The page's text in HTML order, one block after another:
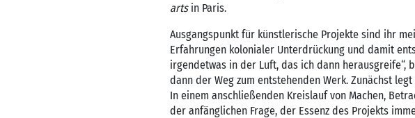
artsin Paris.
Ausgangspunkt für künstlerische Projekte sind ihr
Erfahrungen kolonialer Unterdrückung und damit
irgendetwas in der Luft, das ich dann
dann der Weg zum entstehenden Werk. Zunächst
In einem anschließenden Kreislauf von Machen,
der anfänglichen Frage, der Essenz des Projekts